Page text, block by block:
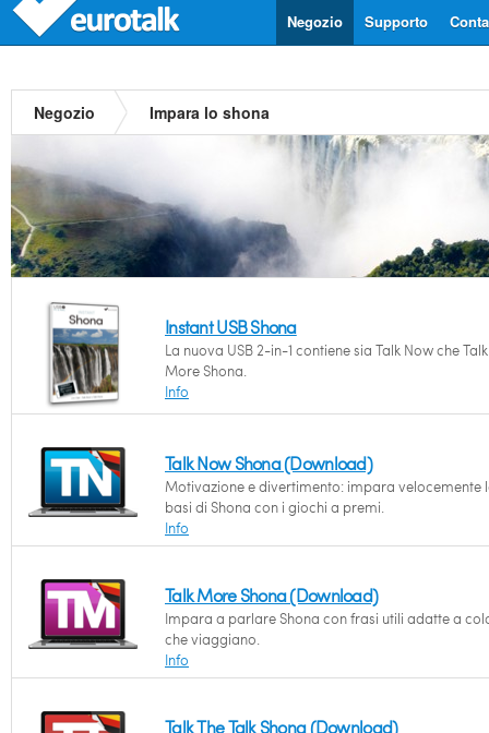
Supporto
Negozio
Negozio Impara lo shona
Instant USB Shona
La nuova USB 2-in-1 contiene sia Talk Now che Talk
More Shona.
Info
Talk Now Shona (Download)
Motivazione e divertimento: impara velocemente
basi di Shona con i giochi a premi.
Info
Talk More Shona (Download)
Impara a parlare Shona con frasi utili adatte a
che viaggiano.
Info
Talk The Talk Shona (Download)